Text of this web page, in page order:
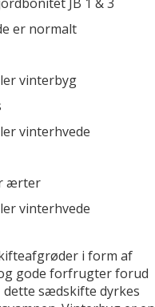
er normalt
vinterbyg
vinterhvede
ærter
vinterhvede
i form af
gode forfrugter forud
sædskifte dyrkes